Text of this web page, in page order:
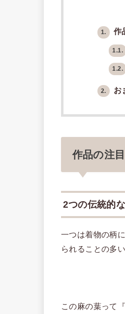
1. 作
1.1.
1.2.
2. お
作品の注
2つの伝統的
一つは着物の柄
られることの多
この麻の葉って